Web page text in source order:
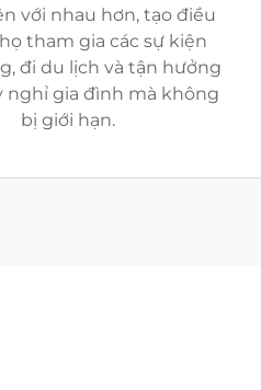
với nhau hơn, tạo điều
tham gia các sự kiện
đi du lịch và tận hưởng
nghỉ gia đình mà không
bị giới hạn.